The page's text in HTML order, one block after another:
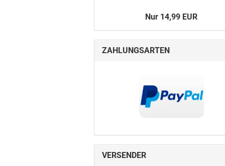
Nur 14,99 EUR
ZAHLUNGSARTEN
VERSENDER